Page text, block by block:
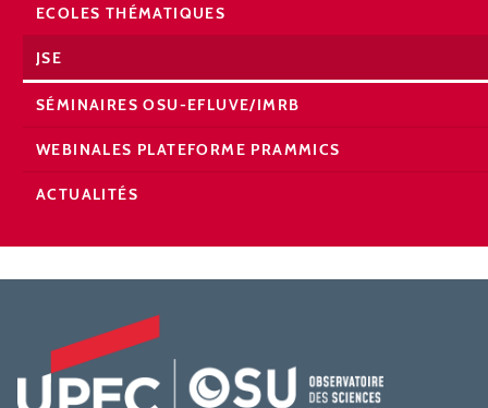
ECOLES THÉMATIQUES
JSE
SÉMINAIRES OSU-EFLUVE/IMRB
WEBINALES PLATEFORME PRAMMICS
ACTUALITÉS